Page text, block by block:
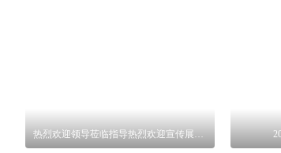
热烈欢迎领导莅临指导热烈欢迎宣传展板背景